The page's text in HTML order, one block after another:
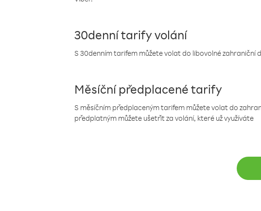
30denní tarify volání
S 30denním tarifem můžete volat do libovolné zahraniční
Měsíční předplacené tarify
S měsíčním předplaceným tarifem můžete volat do
předplatným můžete ušetřit za volání, které už využíváte